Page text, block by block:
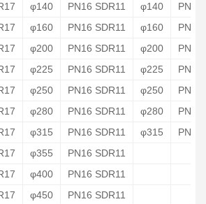
φ140 PN16 SDR11 φ140
PN20
φ160 PN16 SDR11 φ160
PN20
φ200 PN16 SDR11 φ200
PN20
φ225 PN16 SDR11 φ225
PN20
φ250 PN16 SDR11 φ250
PN20
φ280 PN16 SDR11 φ280
PN20
φ315 PN16 SDR11 φ315
PN20
φ355
PN16 SDR11
φ400
PN16 SDR11
φ450
PN16 SDR11